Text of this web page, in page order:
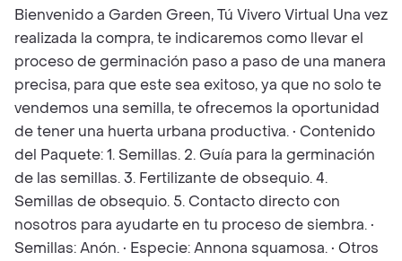
Bienvenido a Garden Green, Tú Vivero Virtual Una vez
realizada la compra, te indicaremos como llevar el
proceso de germinación paso a paso de una manera
precisa, para que este sea exitoso, ya que no solo te
vendemos una semilla, te ofrecemos la oportunidad
de tener una huerta urbana productiva. • Contenido
del Paquete: 1. Semillas. 2. Guía para la germinación
de las semillas. 3. Fertilizante de obsequio. 4.
Semillas de obsequio. 5. Contacto directo con
nosotros para ayudarte en tu proceso de siembra. •
Semillas: Anón. • Especie: Annona squamosa. • Otros